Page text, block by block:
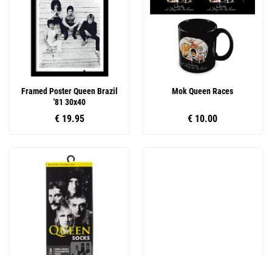
Framed Poster Queen Brazil
'81 30x40
€ 19.95
Mok Queen Races
€ 10.00